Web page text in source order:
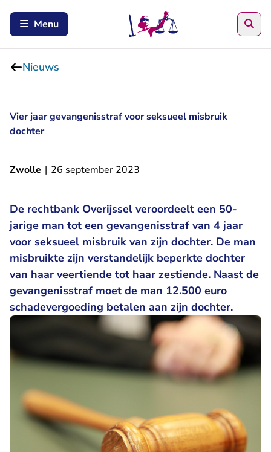
Menu
Nieuws
Vier jaar gevangenisstraf voor seksueel misbruik
dochter
Zwolle | 26 september 2023
De rechtbank Overijssel veroordeelt een 50-
jarige man tot een gevangenisstraf van 4 jaar
voor seksueel misbruik van zijn dochter. De man
misbruikte zijn verstandelijk beperkte dochter
van haar veertiende tot haar zestiende. Naast de
gevangenisstraf moet de man 12.500 euro
schadevergoeding betalen aan zijn dochter.